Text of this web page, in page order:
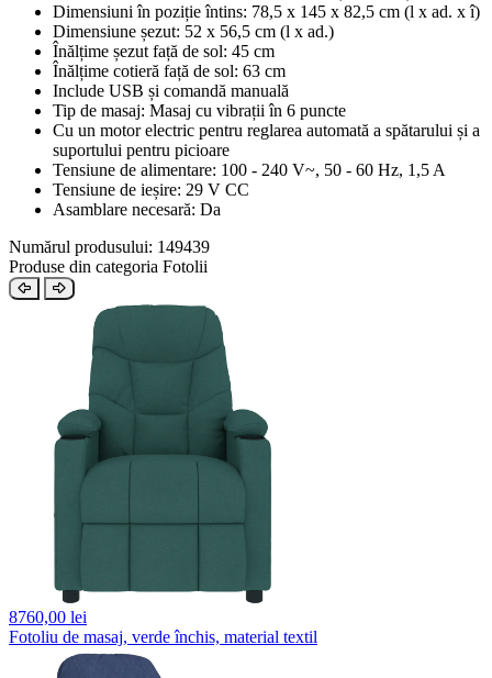
Dimensiuni în poziție întins: 78,5 x 145 x 82,5 cm (l x ad. x î)
Dimensiune șezut: 52 x 56,5 cm (l x ad.)
Înălțime șezut față de sol: 45 cm
Înălțime cotieră față de sol: 63 cm
Include USB și comandă manuală
Tip de masaj: Masaj cu vibrații în 6 puncte
Cu un motor electric pentru reglarea automată a spătarului și a
suportului pentru picioare
Tensiune de alimentare: 100 - 240 V~, 50 - 60 Hz, 1,5 A
Tensiune de ieșire: 29 V CC
Asamblare necesară: Da
Numărul produsului: 149439
Produse din categoria Fotolii
8760,00 lei
Fotoliu de masaj, verde închis, material textil